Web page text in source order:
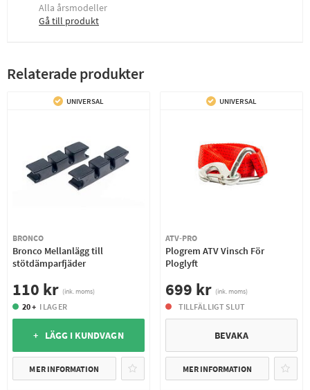
Alla årsmodeller
Gå till produkt
Relaterade produkter
UNIVERSAL
BRONCO
Bronco Mellanlägg till
stötdämparfjäder
110 kr (ink. moms)
20 + I LAGER
+ LÄGG I KUNDVAGN
MER INFORMATION
UNIVERSAL
ATV-PRO
Plogrem ATV Vinsch För
Ploglyft
699 kr (ink. moms)
TILLFÄLLIGT SLUT
BEVAKA
MER INFORMATION